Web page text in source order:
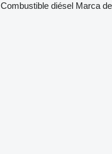
Combustible diésel Marca de